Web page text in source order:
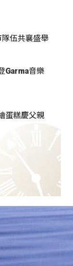
伍共襄盛舉
Garma音樂
蛋糕慶父親